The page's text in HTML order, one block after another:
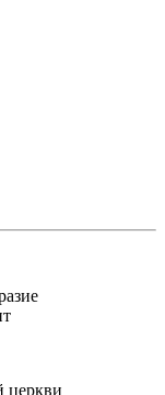
церкви